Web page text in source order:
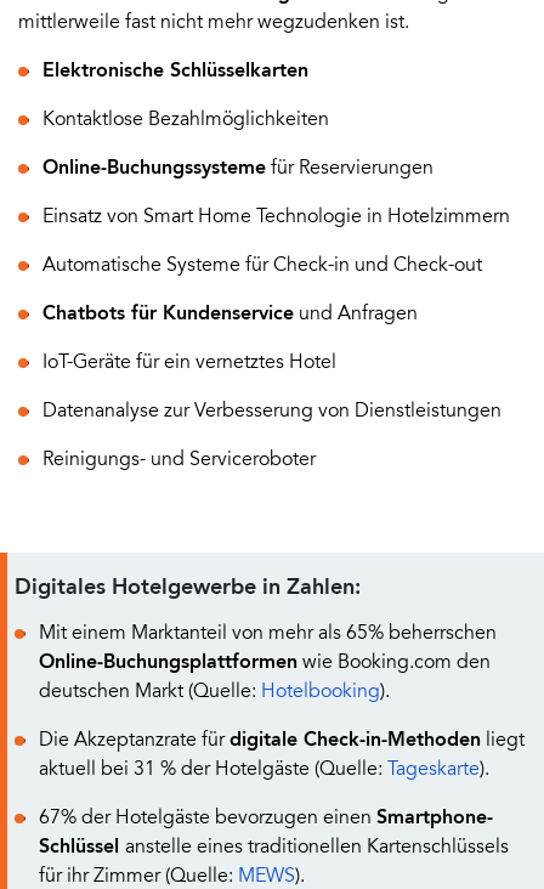
mittlerweile fast nicht mehr wegzudenken ist.
Elektronische Schlüsselkarten
Kontaktlose Bezahlmöglichkeiten
Online-Buchungssysteme für Reservierungen
Einsatz von Smart Home Technologie in Hotelzimmern
Automatische Systeme für Check-in und Check-out
Chatbots für Kundenservice und Anfragen
IoT-Geräte für ein vernetztes Hotel
Datenanalyse zur Verbesserung von Dienstleistungen
Reinigungs- und Serviceroboter
Digitales Hotelgewerbe in Zahlen:
Mit einem Marktanteil von mehr als 65% beherrschen
Online-Buchungsplattformen wie Booking.com den
deutschen Markt (Quelle: Hotelbooking).
Die Akzeptanzrate fürdigitale Check-in-Methoden liegt
aktuell bei 31 % der Hotelgäste (Quelle: Tageskarte).
67% der Hotelgäste bevorzugen einen Smartphone-
Schlüssel anstelle eines traditionellen Kartenschlüssels
für ihr Zimmer (Quelle: MEWS).